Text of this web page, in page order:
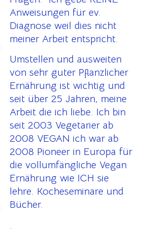
Anweisungen für ev.
Diagnose weil dies nicht
meiner Arbeit entspricht.
Umstellen und ausweiten
von sehr guter Pflanzlicher
Ernährung ist wichtig und
seit über 25 Jahren, meine
Arbeit die ich liebe. Ich bin
seit 2003 Vegetarier ab
2008 VEGAN ich war ab
2008 Pioneer in Europa für
die vollumfängliche Vegan
Ernährung wie ICH sie
lehre. Kocheseminare und
Bücher.
.